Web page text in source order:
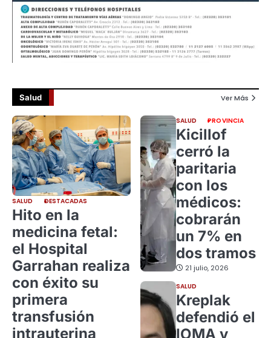
Salud Ver Más
SALUD DESTACADAS
Hito en la
medicina fetal:
el Hospital
Garrahan realiza
con éxito su
primera
transfusión
intrauterina
SALUD PROVINCIA
Kicillof
cerró la
paritaria
con los
médicos:
cobrarán
un 7% en
dos tramos
21 julio, 2026
SALUD
Kreplak
defendió el
IOMA y